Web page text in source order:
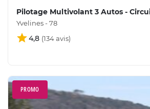
Pilotage Multivolant 3 Autos -
Yvelines - 78
4,8
PROMO